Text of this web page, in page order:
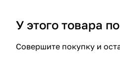
У этого товара
Совершите покупку и